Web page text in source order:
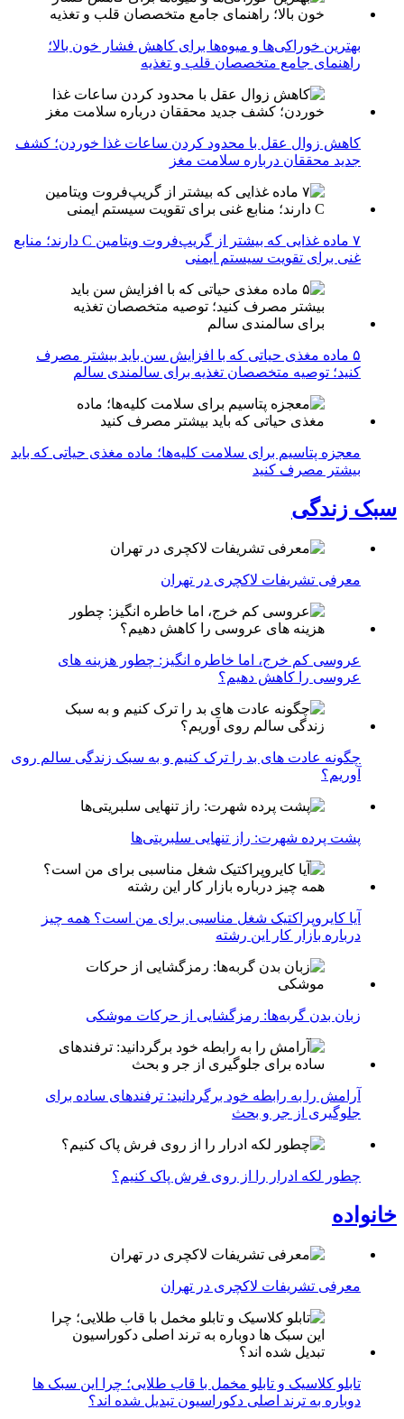
بهترین خوراکی‌ها و میوه‌ها برای کاهش فشار خون بالا؛
راهنمای جامع متخصصان قلب و تغذیه
کاهش زوال عقل با محدود کردن ساعات غذا خوردن؛ کشف
جدید محققان درباره سلامت مغز
۷ ماده غذایی که بیشتر از گریپ‌فروت ویتامین C دارند؛ منابع
غنی برای تقویت سیستم ایمنی
۵ ماده مغذی حیاتی که با افزایش سن باید بیشتر مصرف
کنید؛ توصیه متخصصان تغذیه برای سالمندی سالم
معجزه پتاسیم برای سلامت کلیه‌ها؛ ماده مغذی حیاتی که باید
بیشتر مصرف کنید
سبک زندگی
معرفی تشریفات لاکچری در تهران
عروسی کم خرج، اما خاطره انگیز: چطور هزینه های
عروسی را کاهش دهیم؟
چگونه عادت‌ های بد را ترک کنیم و به سبک زندگی سالم روی
آوریم؟
پشت پرده شهرت: راز تنهایی سلبریتی‌ها
آیا کایروپراکتیک شغل مناسبی برای من است؟ همه چیز
درباره بازار کار این رشته
زبان بدن گربه‌ها: رمزگشایی از حرکات موشکی
آرامش را به رابطه خود برگردانید: ترفندهای ساده برای
جلوگیری از جر و بحث
چطور لکه ادرار را از روی فرش پاک کنیم؟
خانواده
معرفی تشریفات لاکچری در تهران
تابلو کلاسیک و تابلو مخمل با قاب طلایی؛ چرا این سبک ها
دوباره به ترند اصلی دکوراسیون تبدیل شده اند؟